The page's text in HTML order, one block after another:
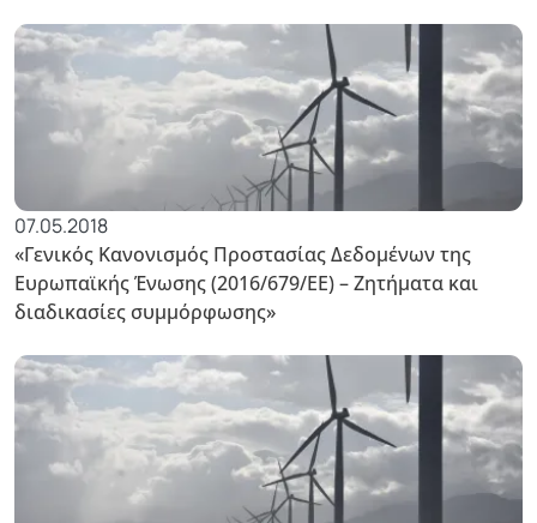
07.05.2018
«Γενικός Κανονισμός Προστασίας Δεδομένων της
Ευρωπαϊκής Ένωσης (2016/679/ΕΕ) – Ζητήματα και
διαδικασίες συμμόρφωσης»